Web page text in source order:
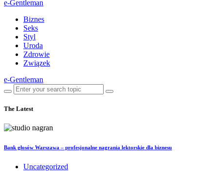
e-Gentleman
Biznes
Seks
Styl
Uroda
Zdrowie
Związek
e-Gentleman
The Latest
Bank głosów Warszawa – profesjonalne nagrania lektorskie dla biznesu
Uncategorized